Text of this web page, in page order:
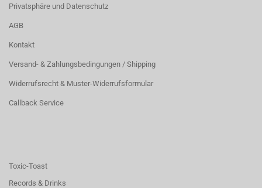
Privatsphäre und Datenschutz
AGB
Kontakt
Versand- & Zahlungsbedingungen / Shipping
Widerrufsrecht & Muster-Widerrufsformular
Callback Service
Toxic-Toast
Records & Drinks